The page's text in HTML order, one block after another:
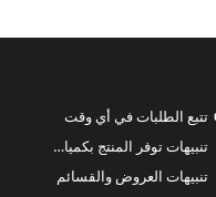
تتبع الطلبات في أي وقت
تنبيهات توفر المنتج بكميات محدودة
تنبيهات العروض والقسائم